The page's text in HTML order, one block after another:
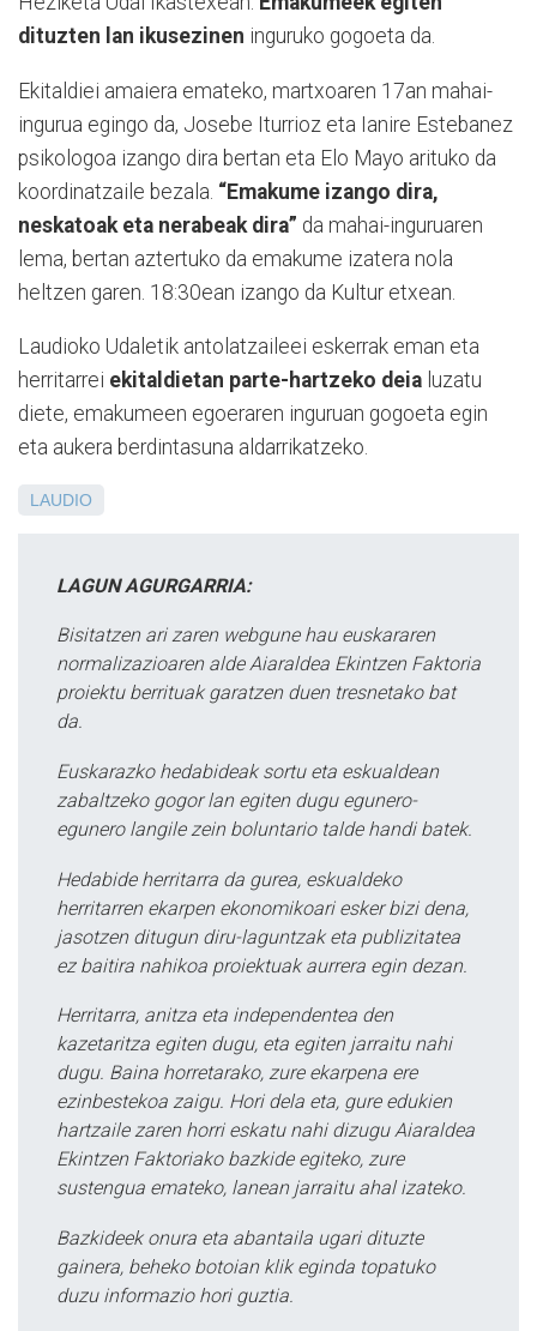
dituzten lan ikusezinen inguruko gogoeta da.
Ekitaldiei amaiera emateko, martxoaren 17an mahai-
ingurua egingo da, Josebe Iturrioz eta Ianire Estebanez
psikologoa izango dira bertan eta Elo Mayo arituko da
koordinatzaile bezala. “Emakume izango dira,
neskatoak eta nerabeak dira” da mahai-inguruaren
lema, bertan aztertuko da emakume izatera nola
heltzen garen. 18:30ean izango da Kultur etxean.
Laudioko Udaletik antolatzaileei eskerrak eman eta
herritarrei ekitaldietan parte-hartzeko deia luzatu
diete, emakumeen egoeraren inguruan gogoeta egin
eta aukera berdintasuna aldarrikatzeko.
LAUDIO
LAGUN AGURGARRIA:
Bisitatzen ari zaren webgune hau euskararen
normalizazioaren alde Aiaraldea Ekintzen Faktoria
proiektu berrituak garatzen duen tresnetako bat
da.
Euskarazko hedabideak sortu eta eskualdean
zabaltzeko gogor lan egiten dugu egunero-
egunero langile zein boluntario talde handi batek.
Hedabide herritarra da gurea, eskualdeko
herritarren ekarpen ekonomikoari esker bizi dena,
jasotzen ditugun diru-laguntzak eta publizitatea
ez baitira nahikoa proiektuak aurrera egin dezan.
Herritarra, anitza eta independentea den
kazetaritza egiten dugu, eta egiten jarraitu nahi
dugu. Baina horretarako, zure ekarpena ere
ezinbestekoa zaigu. Hori dela eta, gure edukien
hartzaile zaren horri eskatu nahi dizugu Aiaraldea
Ekintzen Faktoriako bazkide egiteko, zure
sustengua emateko, lanean jarraitu ahal izateko.
Bazkideek onura eta abantaila ugari dituzte
gainera, beheko botoian klik eginda topatuko
duzu informazio hori guztia.